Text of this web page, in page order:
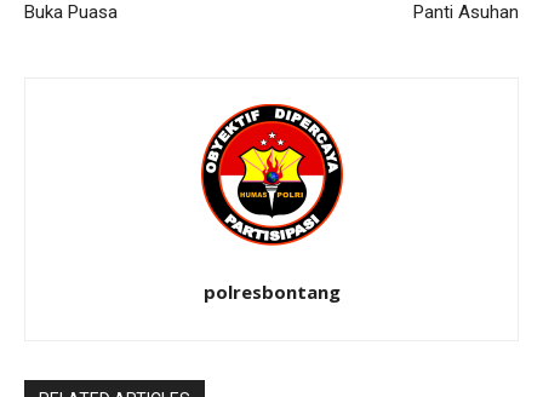
Buka Puasa
Panti Asuhan
polresbontang